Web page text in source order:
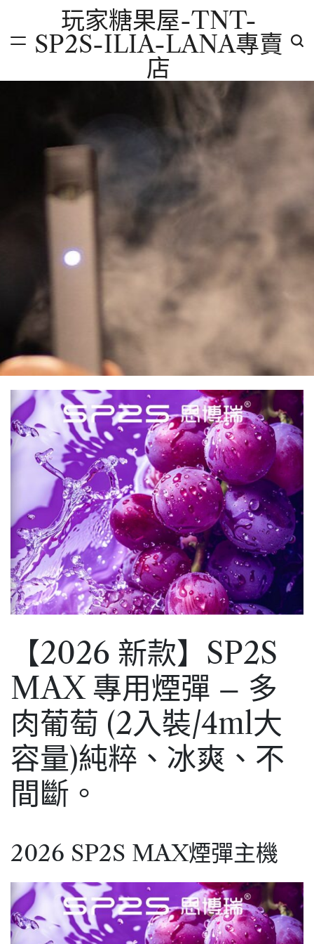
content
玩家糖果屋-TNT-
SP2S-ILIA-LANA專賣
店
【2026 新款】SP2S
MAX 專用煙彈 – 多
肉葡萄 (2入裝/4ml大
容量)純粹、冰爽、不
間斷。
2026 SP2S MAX煙彈主機